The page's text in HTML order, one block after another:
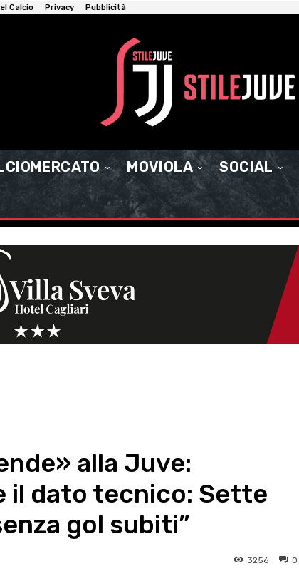
Calcio Privacy Pubblicità
MOVIOLA SOCIAL
alla Juve:
il dato tecnico: Sette
gol subiti”
0
3256